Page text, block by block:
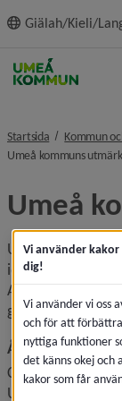
innehållet
Giälah/Kieli/
Startsida Kommun
Umeå kommuns
Umeå
U som i Umeå –
idéer och
Att det
genom åren
Årets
Center mot
Umeå kommun,
Vi använder
dig!
Vi använder vi oss
och för att
nyttiga funktioner
det känns okej och
kakor som får